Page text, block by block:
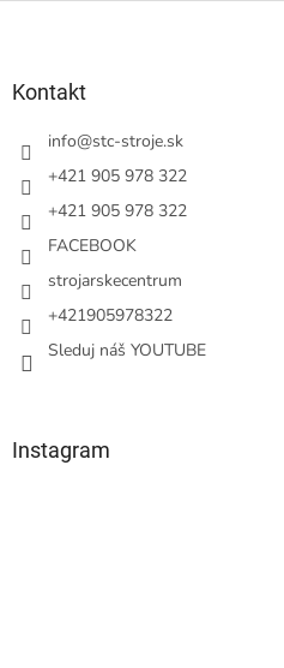
Kontakt
info@stc-stroje.sk
+421 905 978 322
+421 905 978 322
FACEBOOK
strojarskecentrum
+421905978322
Sleduj náš YOUTUBE
Instagram